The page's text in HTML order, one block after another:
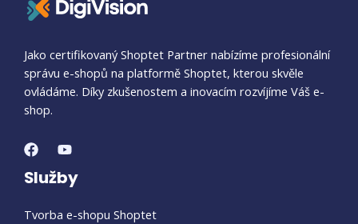
Jako certifikovaný Shoptet Partner nabízíme profesionální
správu e-shopů na platformě Shoptet, kterou skvěle
ovládáme. Díky zkušenostem a inovacím rozvíjíme Váš e-
shop.
Služby
Tvorba e-shopu Shoptet